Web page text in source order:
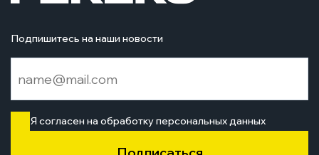
Подпишитесь на наши новости
Я согласен на обработку персональных данных